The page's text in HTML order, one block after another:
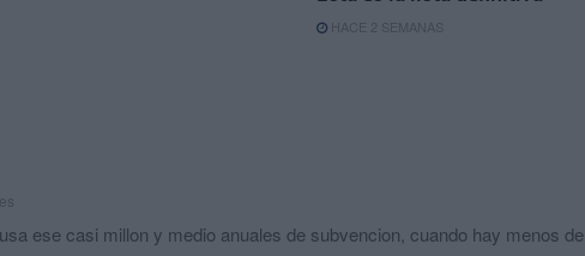
HACE 2 SEMANAS
ese casi millon y medio anuales de subvencion, cuando hay menos de